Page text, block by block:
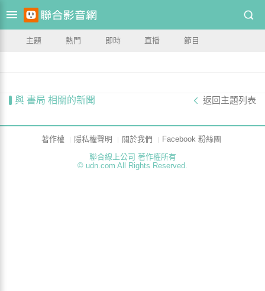
主題 熱門 即時 直播 節目
與 書局 相關的新聞 返回主題列表
著作權 隱私權聲明 關於我們
Facebook 粉絲團
聯合線上公司 著作權所有
© udn.com All Rights Reserved.